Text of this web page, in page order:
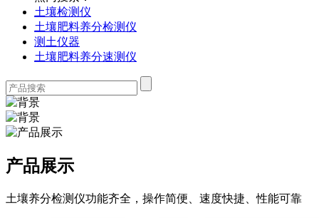
土壤检测仪
土壤肥料养分检测仪
测土仪器
土壤肥料养分速测仪
产品展示
土壤养分检测仪功能齐全，操作简便、速度快捷、性能可靠